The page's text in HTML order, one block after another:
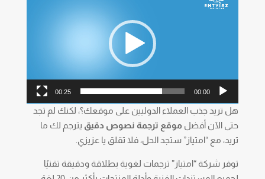
الفيديو
00:00
00:25
هل تريد جذب العملاء الدوليين على موقعك؟، لكنك لم تجد
حتى الآن أفضل موقع ترجمة نصوص دقيق يترجم لك ما
تريد، مع “امتياز” ستجد الحل، فلا تقلق يا عزيزي.
توفر شركة “امتياز” ترجمات لغوية بطلاقة ودقيقة تقنيًا